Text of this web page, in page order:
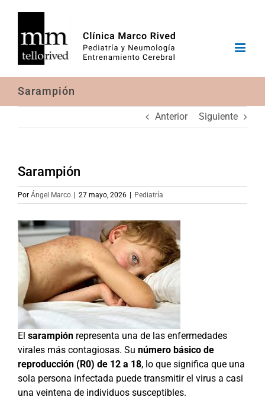
contenido
Sarampión
Anterior Siguiente
Sarampión
Por Ángel Marco 27 mayo, 2026 Pediatría
El sarampiónrepresenta una de las enfermedades
virales más contagiosas. Su número básico de
reproducción (R0) de 12 a 18, lo que significa que una
sola persona infectada puede transmitir el virus a casi
una veintena de individuos susceptibles.